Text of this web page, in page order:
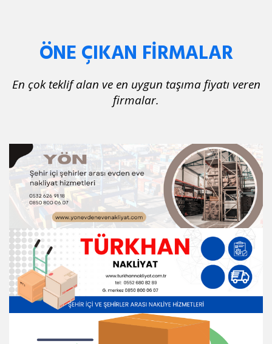
ÖNE ÇIKAN FİRMALAR
En çok teklif alan ve en uygun taşıma fiyatı veren
firmalar.